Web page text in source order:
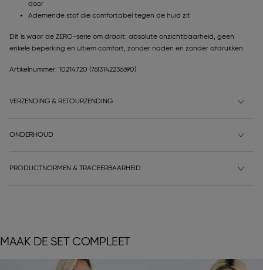
door
Ademende stof die comfortabel tegen de huid zit
Dit is waar de ZERO-serie om draait: absolute onzichtbaarheid, geen
enkele beperking en ultiem comfort, zonder naden en zonder afdrukken.
Artikelnummer: 10214720 (7613142236690)
VERZENDING & RETOURZENDING
ONDERHOUD
PRODUCTNORMEN & TRACEERBAARHEID
MAAK DE SET COMPLEET